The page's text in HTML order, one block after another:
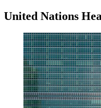
United Nations